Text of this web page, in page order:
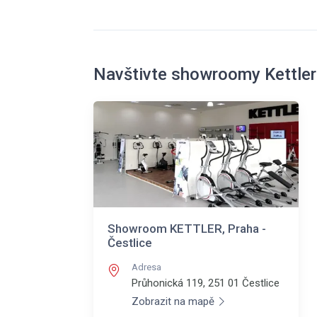
Navštivte showroomy Kettler
Showroom KETTLER, Praha -
Čestlice
Adresa
Průhonická 119, 251 01 Čestlice
Zobrazit na mapě